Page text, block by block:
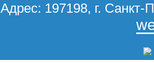
Адрес: 197198, г. Санкт-